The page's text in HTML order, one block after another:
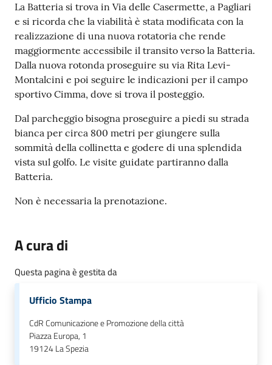
t
i
f
i
c
a
t
A
n
a
g
r
a
c
o
n
La Batteria si trova in Via delle Casermette, a Pagliari
e si ricorda che la viabilità è stata modificata con la
realizzazione di una nuova rotatoria che rende
maggiormente accessibile il transito verso la Batteria.
Dalla nuova rotonda proseguire su via Rita Levi-
Montalcini e poi seguire le indicazioni per il campo
sportivo Cimma, dove si trova il posteggio.
Dal parcheggio bisogna proseguire a piedi su strada
bianca per circa 800 metri per giungere sulla
sommità della collinetta e godere di una splendida
vista sul golfo. Le visite guidate partiranno dalla
Batteria.
Non è necessaria la prenotazione.
A cura di
Questa pagina è gestita da
Ufficio Stampa
CdR Comunicazione e Promozione della città
Piazza Europa, 1
19124La Spezia